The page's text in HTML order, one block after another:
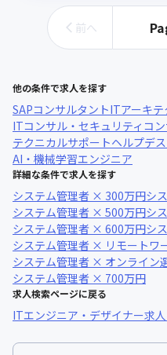
前へ
他の条件で求人を探す
SAPコンサルタントITアーキテ
ITコンサル・セキュリティコ
テクニカルサポートヘルプデ
AI・機械学習エンジニア
詳細な条件で求人を探す
システム管理者 × 300万円シ
システム管理者 × 500万円シ
システム管理者 × 600万円シ
システム管理者 × リモートワ
システム管理者 × オンライン
システム管理者 × 700万円
求人検索ページに戻る
ITエンジニア・デザイナー求